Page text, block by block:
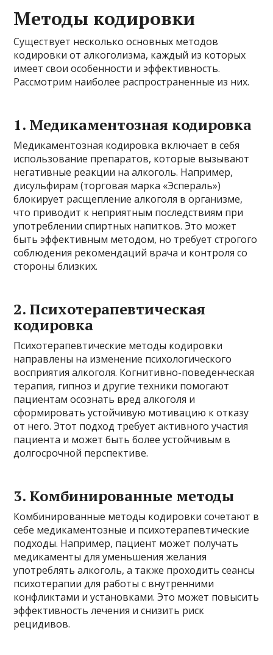
Методы кодировки
Существует несколько основных методов
кодировки от алкоголизма, каждый из которых
имеет свои особенности и эффективность.
Рассмотрим наиболее распространенные из них.
1. Медикаментозная кодировка
Медикаментозная кодировка включает в себя
использование препаратов, которые вызывают
негативные реакции на алкоголь. Например,
дисульфирам (торговая марка «Эспераль»)
блокирует расщепление алкоголя в организме,
что приводит к неприятным последствиям при
употреблении спиртных напитков. Это может
быть эффективным методом, но требует строгого
соблюдения рекомендаций врача и контроля со
стороны близких.
2. Психотерапевтическая
кодировка
Психотерапевтические методы кодировки
направлены на изменение психологического
восприятия алкоголя. Когнитивно-поведенческая
терапия, гипноз и другие техники помогают
пациентам осознать вред алкоголя и
сформировать устойчивую мотивацию к отказу
от него. Этот подход требует активного участия
пациента и может быть более устойчивым в
долгосрочной перспективе.
3. Комбинированные методы
Комбинированные методы кодировки сочетают в
себе медикаментозные и психотерапевтические
подходы. Например, пациент может получать
медикаменты для уменьшения желания
употреблять алкоголь, а также проходить сеансы
психотерапии для работы с внутренними
конфликтами и установками. Это может повысить
эффективность лечения и снизить риск
рецидивов.